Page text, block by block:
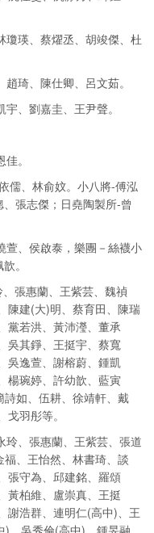
瓊瑛、蔡燿丞、胡竣傑、杜
琦、陳仕卿、呂文茹。
、劉嘉圭、王尹聲。
。
儒、林俞妏。小八將-傅泓
張志傑；日堯陶製所-曾
萱、侯啟泰，樂團－絲襪小
。
張惠蘭、王紫芸、魏禎
陳建(大)明、蔡育田、陳瑞
黨若洪、黃沛瀅、董承
吳其錚、王挺宇、蔡寬
吳逸萱、謝榕蔚、鍾凱
楊琬婷、許幼歆、藍寅
如、伍耕、徐靖軒、戴
羽彤等。
玲、張惠蘭、王紫芸、張道
、王怡然、林書琦、談
張守為、邱建銘、羅頌
黃柏維、盧崇真、王挺
謝浩群、連明仁(高中)、王
、吳秀倫(高中)、鍾旻融